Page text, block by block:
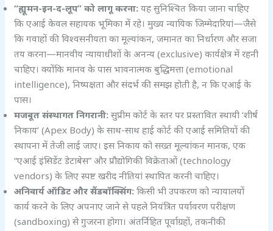
“ह्यूमन-इन-द-लूप” को लागू करना: यह सुनिश्चित किया जाना चाहिए
कि एआई केवल सहायक भूमिका में रहे। मुख्य न्यायिक जिम्मेदारियां—जैसे
कि गवाहों की विश्वसनीयता का मूल्यांकन, जमानत का निर्धारण और सजा
तय करना—मानवीय न्यायाधीशों के अनन्य (exclusive) कार्यक्षेत्र में रहनी
चाहिए। क्योंकि मानव के पास भावनात्मक बुद्धिमत्ता (emotional
intelligence), निष्पक्षता और संदर्भ की समझ होती है, न कि एआई के
पास।
मजबूत संस्थागत निगरानी: सुप्रीम कोर्ट के स्तर पर प्रस्तावित स्थायी ‘शीर्ष
निकाय’ (Apex Body) के साथ-साथ हाई कोर्ट की एआई समितियों की
स्थापना में तेजी लाई जाए। इस निकाय को सख्त मूल्यांकन मानक, एक
“एआई इंसिडेंट डेटाबेस” और प्रौद्योगिकी विक्रेताओं (technology
vendors) के लिए स्पष्ट खरीद नीतियां स्थापित करनी चाहिए।
अनिवार्य ऑडिट और सैंडबॉक्सिंग: किसी भी उपकरण को न्यायालयों
कार्य करने के लिए अपनाए जाने से पहले नियंत्रित पर्यावरण परीक्षण
(sandboxing) से गुजरना होगा। अंतर्निहित पूर्वाग्रहों, तकनीकी